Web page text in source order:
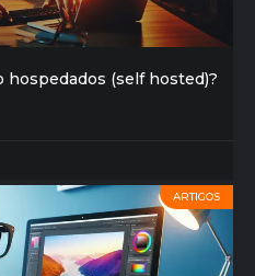
hospedados (self hosted)?
ARTIGOS